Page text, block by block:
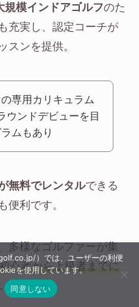
規模インドアゴルフのた
充実し、認定コーチが
スンを提供。
専用カリキュラム
ウンドデビューを目
ムもあり
無料でレンタルできる
便利です。
多様なゴルファーが集
心者から上級者までに
）では、ユーザーの利便
を使用しています。
同意しない